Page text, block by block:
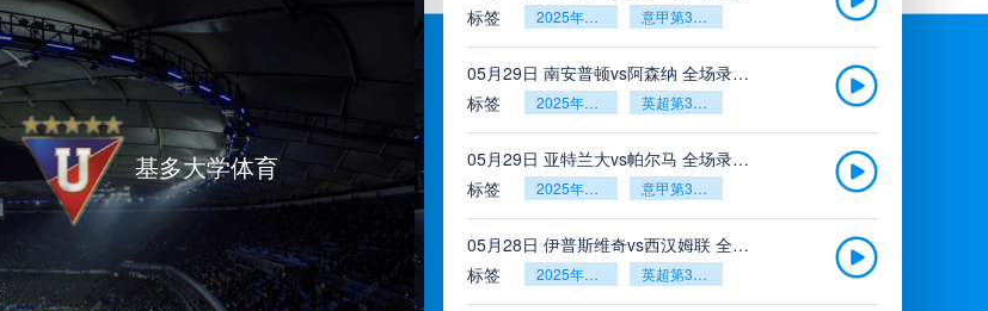
基多大学体育
标签
2025年5月26日 意甲第38轮
05月29日 南安普顿vs阿森纳 全场录像回放
标签
2025年5月26日 英超第38轮
05月29日 亚特兰大vs帕尔马 全场录像回放
标签
2025年5月26日 意甲第38轮
05月28日 伊普斯维奇vs西汉姆联 全场录像回放
标签
2025年5月26日 英超第38轮